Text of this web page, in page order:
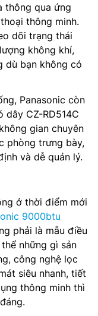
thông qua ứng
thông minh.
dõi trạng thái
không khí,
dù bạn không có
Panasonic còn
CZ-RD514C
gian chuyên
phòng trưng bày,
và dễ quản lý.
ở thời điểm mới
9000btu
phải là mẫu điều
những gì sản
công nghệ lọc
siêu nhanh, tiết
thông minh thì